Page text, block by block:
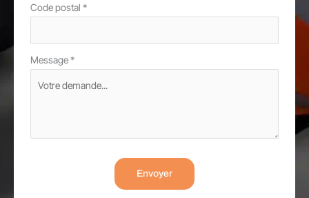
Code postal *
Message*
Envoyer